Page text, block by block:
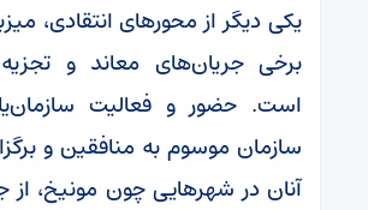
یکی دیگر از محورهای انتقادی،
برخی جریان‌های معاند و
است. حضور و فعالیت
سازمان موسوم به منافقین و
آنان در شهرهایی چون مونیخ، از